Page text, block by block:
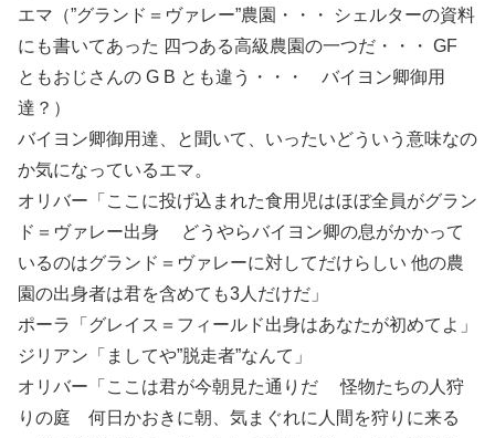
エマ（”グランド＝ヴァレー”農園・・・ シェルターの資料
にも書いてあった 四つある高級農園の一つだ・・・ GF
ともおじさんの G B とも違う・・・ バイヨン卿御用
達？）
バイヨン卿御用達、と聞いて、いったいどういう意味なの
か気になっているエマ。
オリバー「ここに投げ込まれた食用児はほぼ全員がグラン
ド＝ヴァレー出身 どうやらバイヨン卿の息がかかって
いるのはグランド＝ヴァレーに対してだけらしい 他の農
園の出身者は君を含めても3人だけだ」
ポーラ「グレイス＝フィールド出身はあなたが初めてよ」
ジリアン「ましてや”脱走者”なんて」
オリバー「ここは君が今朝見た通りだ 怪物たちの人狩
りの庭 何日かおきに朝、気まぐれに人間を狩りに来る